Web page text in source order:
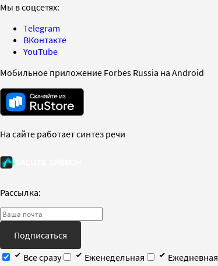
Мы в соцсетях:
Telegram
ВКонтакте
YouTube
Мобильное приложение Forbes Russia на Android
На сайте работает синтез речи
Рассылка:
Подписаться
Все сразу
Еженедельная Ежедневная